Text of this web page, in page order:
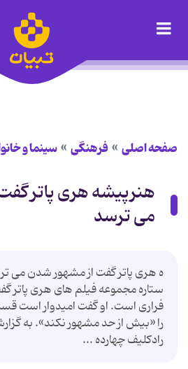
صفحه اصلی فرهنگی سینما و
هنرپیشه هری پاتر
می ترسد
ه هری پاتر گفت از مشهور شدن می
ستاره مجموعه فیلم های هری پاتر
فراری است. او گفت امیدوار است
را «بیش از حد مشهور نكند». به
رادكلیف چهارده ...